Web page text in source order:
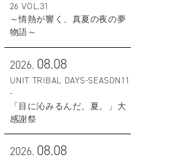
26 VOL.31
～情熱が響く、真夏の夜の夢
物語～
2026. 08.08
UNIT TRIBAL DAYS-SEASON11
-
「目に沁みるんだ、夏。」大
感謝祭
2026. 08.08